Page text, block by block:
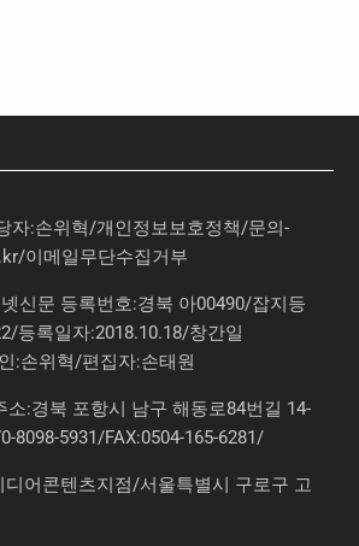
자:손위혁/개인정보보호정책/문의-
/이메일무단수집거부
신문 등록번호:경북 아00490/잡지등
등록일자:2018.10.18/창간일
:손위혁/편집자:손태원
:경북 포항시 남구 해동로84번길 14-
8098-5931/FAX:0504-165-6281/
어콘텐츠지점/서울특별시 구로구 고